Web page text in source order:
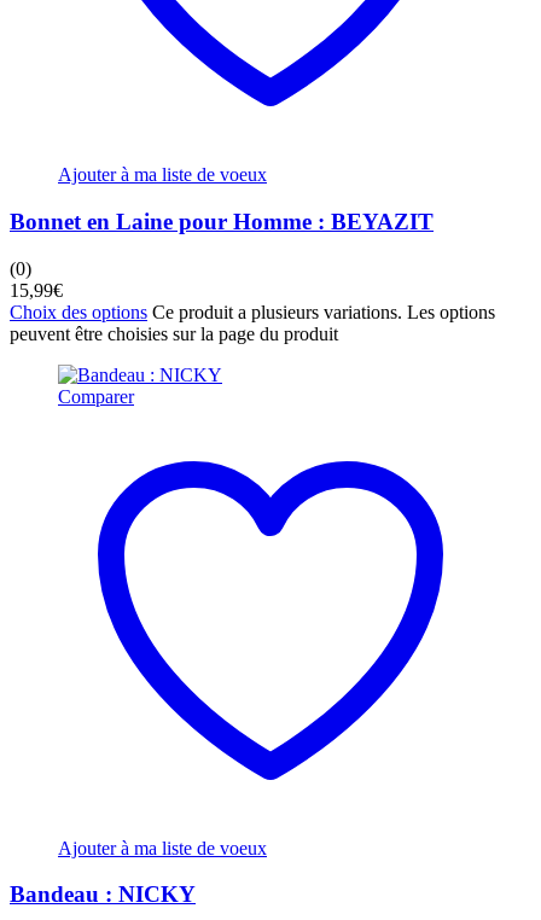
Ajouter à ma liste de voeux
Bonnet en Laine pour Homme : BEYAZIT
(0)
15,99€
Choix des options Ce produit a plusieurs variations. Les options
peuvent être choisies sur la page du produit
Comparer
Ajouter à ma liste de voeux
Bandeau : NICKY